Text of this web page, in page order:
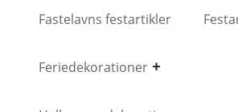
Fastelavns festartikler
Feriedekorationer